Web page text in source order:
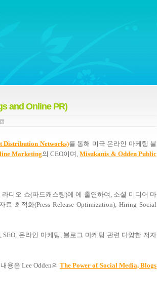
and Online PR)
Distribution Networks)를 통해 미국 온라인 마케팅 블
Marketing의 CEO이며,Misukanis & Odden Public
디오 쇼(파드캐스팅)에 에 출연하여, 소셜 미디어 마
최적화(Press Release Optimization), Hiring Social
온라인 마케팅, 블로그 마케팅 관련 다양한 저자
용은 Lee Odden의The Power of Social Media, Blogs